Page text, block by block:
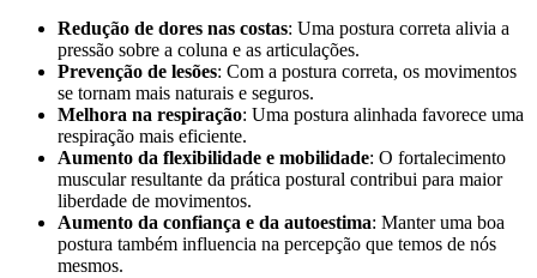
Redução de dores nas costas: Uma postura correta alivia a
pressão sobre a coluna e as articulações.
Prevenção de lesões: Com a postura correta, os movimentos
se tornam mais naturais e seguros.
Melhora na respiração: Uma postura alinhada favorece uma
respiração mais eficiente.
Aumento da flexibilidade e mobilidade: O fortalecimento
muscular resultante da prática postural contribui para maior
liberdade de movimentos.
Aumento da confiança e da autoestima: Manter uma boa
postura também influencia na percepção que temos de nós
mesmos.